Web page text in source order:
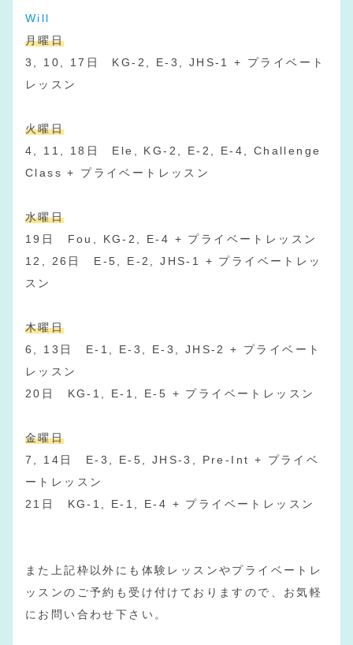
Will
月曜日
3, 10, 17日 KG-2, E-3, JHS-1 + プライベート
レッスン
火曜日
4, 11, 18日 Ele, KG-2, E-2, E-4, Challenge
Class + プライベートレッスン
水曜日
19日 Fou, KG-2, E-4 + プライベートレッスン
12, 26日 E-5, E-2, JHS-1 + プライベートレッ
スン
木曜日
6, 13日 E-1, E-3, E-3, JHS-2 + プライベート
レッスン
20日 KG-1, E-1, E-5 + プライベートレッスン
金曜日
7, 14日 E-3, E-5, JHS-3, Pre-Int + プライベ
ートレッスン
21日 KG-1, E-1, E-4 + プライベートレッスン
また上記枠以外にも体験レッスンやプライベートレ
ッスンのご予約も受け付けておりますので、お気軽
にお問い合わせ下さい。